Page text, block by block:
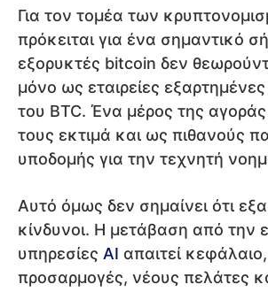
Για τον τομέα των
πρόκειται για ένα σημαντικό
εξορυκτές bitcoin δεν
μόνο ως εταιρείες
του BTC. Ένα μέρος της αγοράς
τους εκτιμά και ως πιθανούς
υποδομής για την τεχνητή
Αυτό όμως δεν σημαίνει ότι
κίνδυνοι. Η μετάβαση από την
υπηρεσίες AI απαιτεί
προσαρμογές, νέους πελάτες